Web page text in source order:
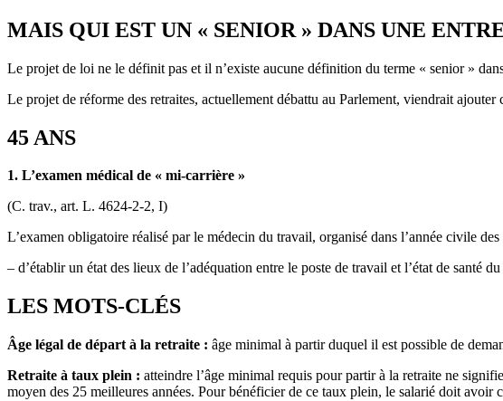
MAIS QUI EST UN « SENIOR » DANS UNE
Le projet de loi ne le définit pas et il n’existe aucune définition du terme « senior »
Le projet de réforme des retraites, actuellement débattu au Parlement, viendrait
45 ANS
1. L’examen médical de « mi-carrière »
(C. trav., art. L. 4624-2-2, I)
L’examen obligatoire réalisé par le médecin du travail, organisé dans l’année civile
– d’établir un état des lieux de l’adéquation entre le poste de travail et l’état de santé
LES MOTS-CLÉS
Âge légal de départ à la retraite : âge minimal à partir duquel il est possible de
Retraite à taux plein : atteindre l’âge minimal requis pour partir à la retraite ne
moyen des 25 meilleures années. Pour bénéficier de ce taux plein, le salarié doit avoir